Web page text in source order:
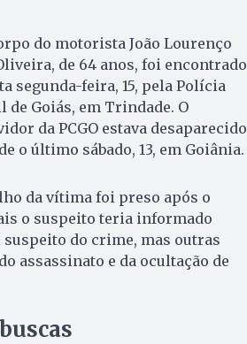
do motorista João Lourenço
de 64 anos, foi encontrado
segunda-feira, 15, pela Polícia
de Goiás, em Trindade. O
da PCGO estava desaparecido
o último sábado, 13, em Goiânia.
da vítima foi preso após o
o suspeito teria informado
do crime, mas outras
assassinato e da ocultação de